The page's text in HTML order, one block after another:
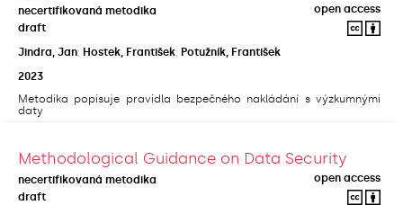
necertifikovaná metodika
open access
draft
Jindra, Jan; Hostek, František; Potužník, František
2023
Metodika popisuje pravidla bezpečného nakládání s výzkumnými
daty
Methodological Guidance on Data Security
necertifikovaná metodika
open access
draft